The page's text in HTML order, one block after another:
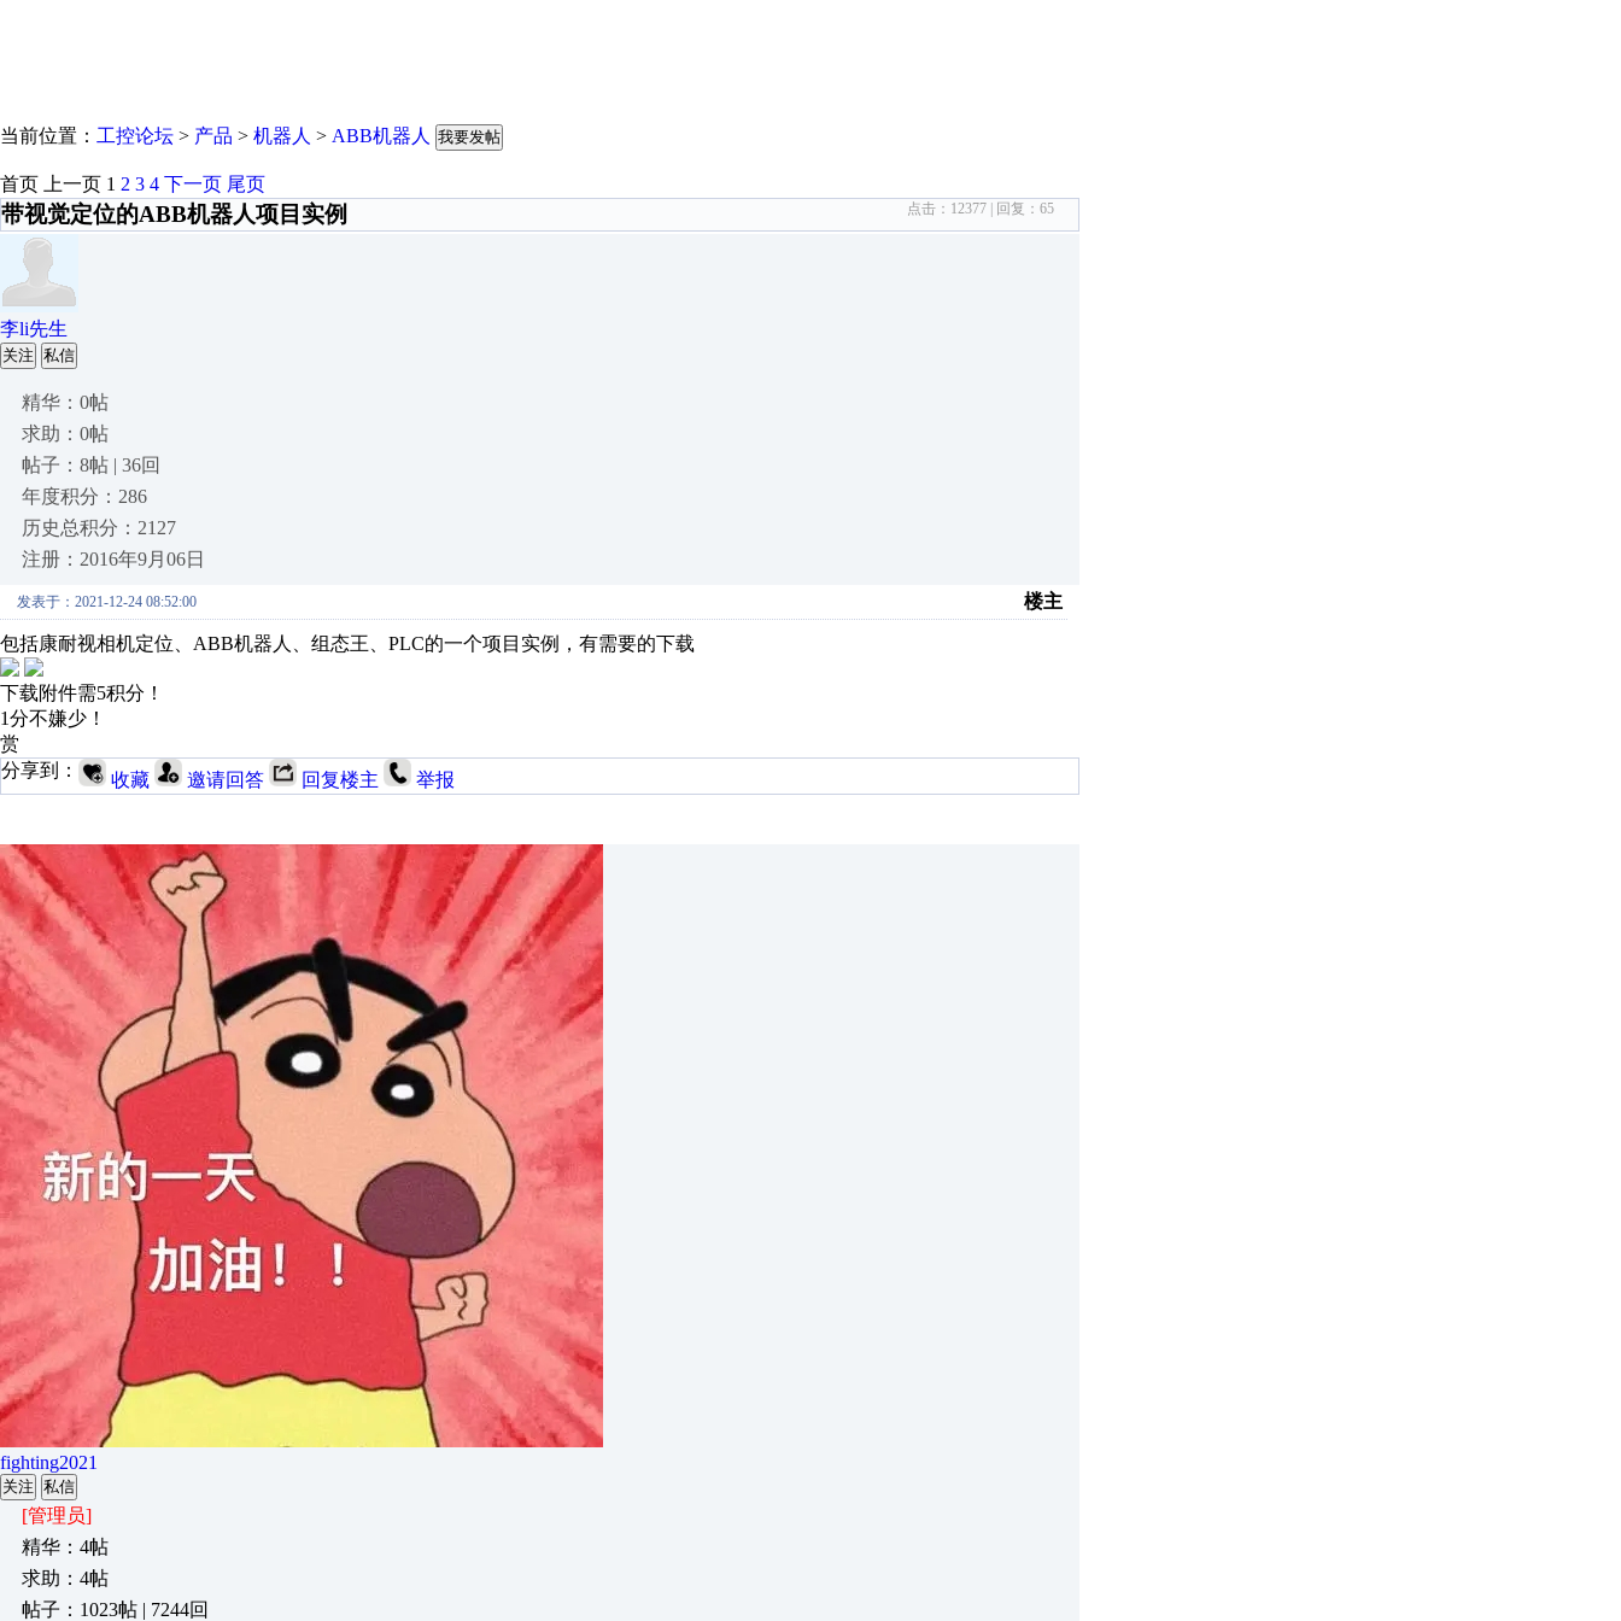
当前位置： 工控论坛 > 产品 > 机器人 > ABB机器人 我要发帖
首页 上一页 1 2 3 4 下一页 尾页
带视觉定位的ABB机器人项目实例 点击： 12377 | 回复： 65
李li先生
关注 私信
精华：0帖
求助：0帖
帖子：8帖 | 36回
年度积分：286
历史总积分：2127
注册：2016年9月06日
发表于：2021-12-24 08:52:00 楼主
包括康耐视相机定位、ABB机器人、组态王、PLC的一个项目实例，有需要的下载
下载附件需5积分！
1分不嫌少！
赏
分享到：
收藏 邀请回答 回复楼主 举报
fighting2021
关注 私信
[管理员]
精华：4帖
求助：4帖
帖子：1023帖 | 7244回